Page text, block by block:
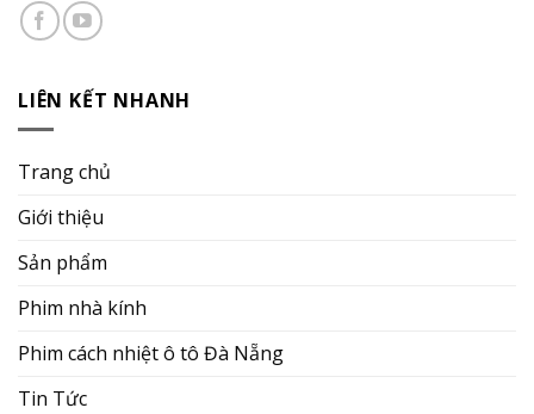
LIÊN KẾT NHANH
Trang chủ
Giới thiệu
Sản phẩm
Phim nhà kính
Phim cách nhiệt ô tô Đà Nẵng
Tin Tức